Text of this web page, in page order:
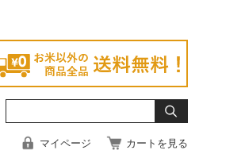
マイページ カートを見る